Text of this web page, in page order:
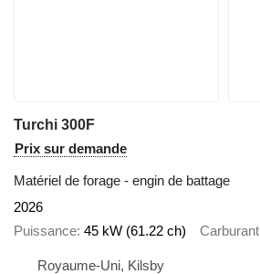
Turchi 300F
Prix sur demande
Matériel de forage - engin de battage
2026
Puissance 45 kW (61.22 ch) Carburant
Royaume-Uni, Kilsby